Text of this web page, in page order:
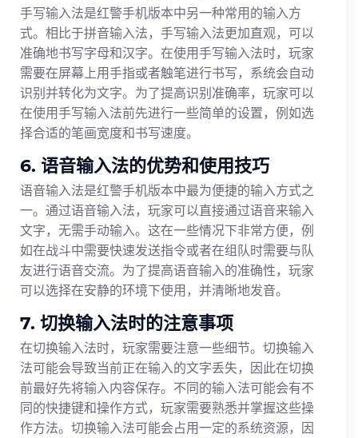
手写输入法是红警手机版本中另一种常用的输入方
式。相比于拼音输入法，手写输入法更加直观，可以
准确地书写字母和汉字。在使用手写输入法时，玩家
需要在屏幕上用手指或者触笔进行书写，系统会自动
识别并转化为文字。为了提高识别准确率，玩家可以
在使用手写输入法前先进行一些简单的设置，例如选
择合适的笔画宽度和书写速度。
6. 语音输入法的优势和使用技巧
语音输入法是红警手机版本中最为便捷的输入方式之
一。通过语音输入法，玩家可以直接通过语音来输入
文字，无需手动输入。这在一些情况下非常方便，例
如在战斗中需要快速发送指令或者在组队时需要与队
友进行语音交流。为了提高语音输入的准确性，玩家
可以选择在安静的环境下使用，并清晰地发音。
7. 切换输入法时的注意事项
在切换输入法时，玩家需要注意一些细节。切换输入
法可能会导致当前正在输入的文字丢失，因此在切换
前最好先将输入内容保存。不同的输入法可能会有不
同的快捷键和操作方式，玩家需要熟悉并掌握这些操
作方法。切换输入法可能会占用一定的系统资源，因